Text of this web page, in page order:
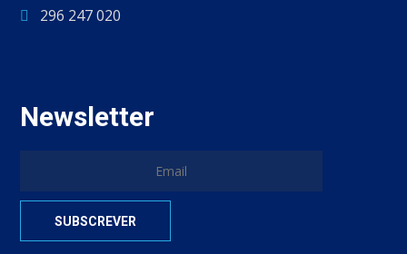
296 247 020
Newsletter